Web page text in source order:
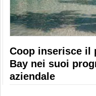
Coop inserisce il
Bay nei suoi
aziendale